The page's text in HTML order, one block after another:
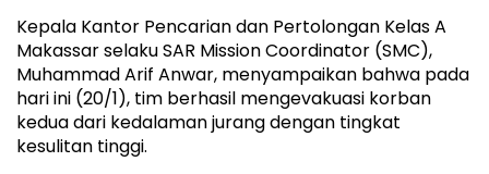
Kepala Kantor Pencarian dan Pertolongan Kelas A
Makassar selaku SAR Mission Coordinator (SMC),
Muhammad Arif Anwar, menyampaikan bahwa pada
hari ini (20/1), tim berhasil mengevakuasi korban
kedua dari kedalaman jurang dengan tingkat
kesulitan tinggi.